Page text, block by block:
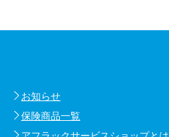
お知らせ
保険商品一覧